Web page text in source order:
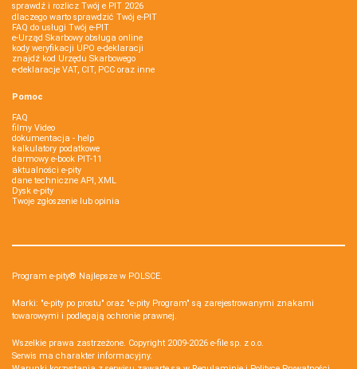
sprawdź i rozlicz Twój e PIT 2026
dlaczego warto sprawdzić Twój e-PIT
FAQ do usługi Twój e-PIT
e-Urząd Skarbowy obsługa online
kody weryfikacji UPO e-deklaracji
znajdź kod Urzędu Skarbowego
e-deklaracje VAT, CIT, PCC oraz inne
Pomoc
FAQ
filmy Video
dokumentacja - help
kalkulatory podatkowe
darmowy e-book PIT-11
aktualności e-pity
dane techniczne API, XML
Dysk e-pity
Twoje zgłoszenie lub opinia
Program e-pity® Najlepsze w POLSCE.
Marki: "e-pity po prostu" oraz "e-pity Program" są zarejestrowanymi znakami
towarowymi i podlegają ochronie prawnej.
Wszelkie prawa zastrzeżone. Copyright 2009-2026 e-file sp. z o.o.
Serwis ma charakter informacyjny.